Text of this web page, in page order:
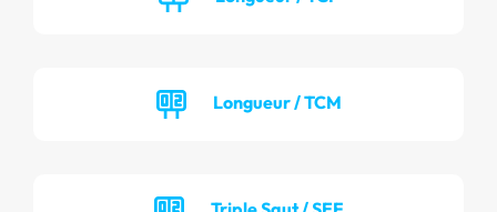
Longueur / TCM